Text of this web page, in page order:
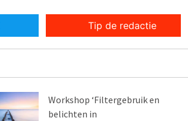
Tip de redactie
Workshop ‘Filtergebruik en
belichten in